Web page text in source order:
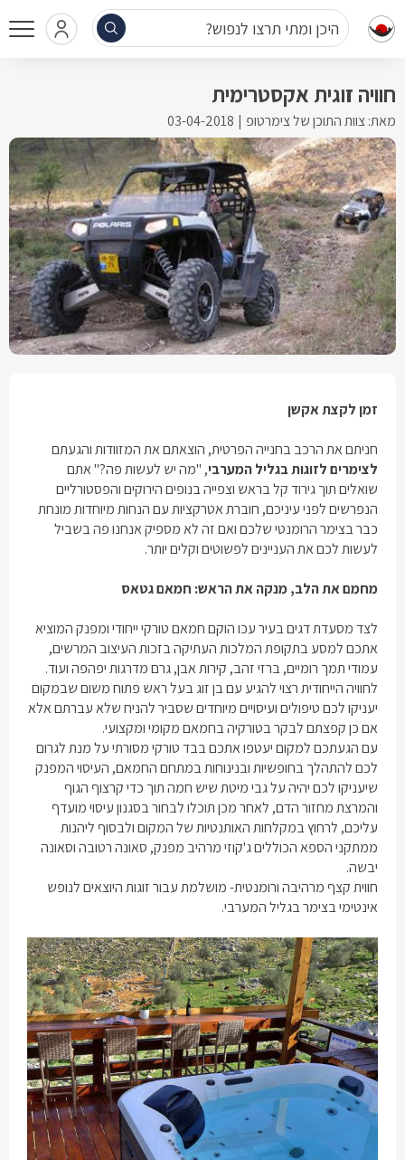
היכן ומתי תרצו לנפוש?
חוויה זוגית אקסטרימית
מאת: צוות התוכן של צימרטופ 03-04-2018
זמן לקצת אקשן
חניתם את הרכב בחנייה הפרטית, הוצאתם את המזוודות והגעתם
לצימרים לזוגות בגליל המערבי, "מה יש לעשות פה?" אתם
שואלים תוך גירוד קל בראש וצפייה בנופים הירוקים והפסטורליים
הנפרשים לפני עיניכם, חוברת אטרקציות עם הנחות מיוחדות מונחת
כבר בצימר הרומנטי שלכם ואם זה לא מספיק אנחנו פה בשביל
לעשות לכם את העניינים לפשוטים וקלים יותר.
מחמם את הלב, מנקה את הראש: חמאם גטאס
לצד מסעדת דגים בעיר עכו הוקם חמאם טורקי ייחודי ומפנק המוציא
אתכם למסע בתקופת המלכות העתיקה בזכות העיצוב המרשים,
עמודי תמך רומיים, ברזי זהב, קירות אבן, גרם מדרגות יפהפה ועוד.
לחוויה הייחודית רצוי להגיע עם בן זוג בעל ראש פתוח משום שבמקום
יעניקו לכם טיפולים ועיסויים מיוחדים שסביר להניח שלא עברתם אלא
אם כן קפצתם לבקר בטורקיה בחמאם מקומי ומקצועי.
עם הגעתכם למקום יעטפו אתכם בבד טורקי מסורתי על מנת לגרום
לכם להתהלך בחופשיות ובנינוחות במתחם החמאם, העיסוי המפנק
שיעניקו לכם יהיה על גבי מיטת שיש חמה תוך כדי קרצוף הגוף
והמרצת מחזור הדם, לאחר מכן תוכלו לבחור בסגנון עיסוי מועדף
עליכם, לרחוץ במקלחות האותנטיות של המקום ולבסוף ליהנות
ממתקני הספא הכוללים ג'קוזי מרהיב מפנק, סאונה רטובה וסאונה
יבשה.
חווית קצף מרהיבה ורומנטית- מושלמת עבור זוגות היוצאים לנופש
אינטימי בצימר בגליל המערבי.